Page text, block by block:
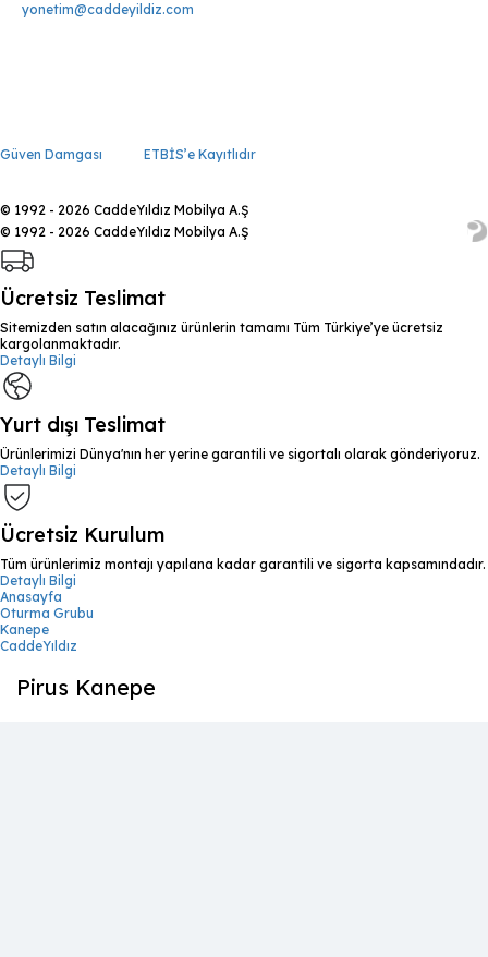
yonetim@caddeyildiz.com
Güven Damgası ETBİS’e Kayıtlıdır
© 1992 - 2026 CaddeYıldız Mobilya A.Ş
© 1992 - 2026 CaddeYıldız Mobilya A.Ş
Ücretsiz Teslimat
Sitemizden satın alacağınız ürünlerin tamamı Tüm Türkiye’ye ücretsiz
kargolanmaktadır.
Detaylı Bilgi
Yurt dışı Teslimat
Ürünlerimizi Dünya'nın her yerine garantili ve sigortalı olarak gönderiyoruz.
Detaylı Bilgi
Ücretsiz Kurulum
Tüm ürünlerimiz montajı yapılana kadar garantili ve sigorta kapsamındadır.
Detaylı Bilgi
Anasayfa
Oturma Grubu
Kanepe
CaddeYıldız
Pirus Kanepe